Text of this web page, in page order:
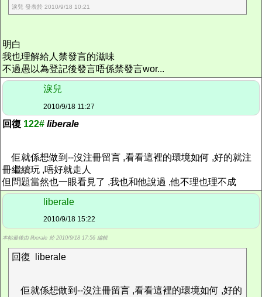
淚兒 發表於 2010/9/18 10:21
明白
我也理解給人禁發言的滋味
不過愚以為登記後發言唔係禁發言wor...
淚兒
2010/9/18 11:27
回復 122# liberale
佢就係想做到--沒注冊留言 ,看看這裡的環境如何 ,好的就注
冊繼續玩 ,唔好就走人
但問題當然也一眼看見了 ,我也和他說過 ,他不理也理不成
liberale
2010/9/18 15:22
本帖最後由 liberale 於 2010/9/18 17:56 編輯
回復 liberale
佢就係想做到--沒注冊留言 ,看看這裡的環境如何 ,好的